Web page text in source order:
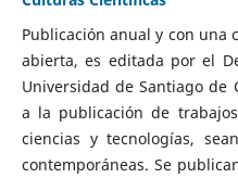
Publicación anual y con una
abierta, es editada por el
Universidad de Santiago de
a la publicación de
ciencias y tecnologías,
contemporáneas. Se